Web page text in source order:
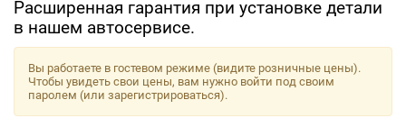
Расширенная гарантия при установке детали
в нашем автосервисе.
Вы работаете в гостевом режиме (видите розничные цены).
Чтобы увидеть свои цены, вам нужно войти под своим
паролем (или зарегистрироваться).